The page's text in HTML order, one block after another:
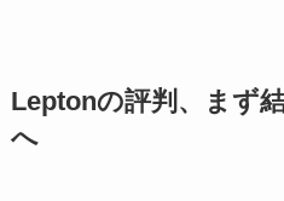
Leptonの評判、まず
へ